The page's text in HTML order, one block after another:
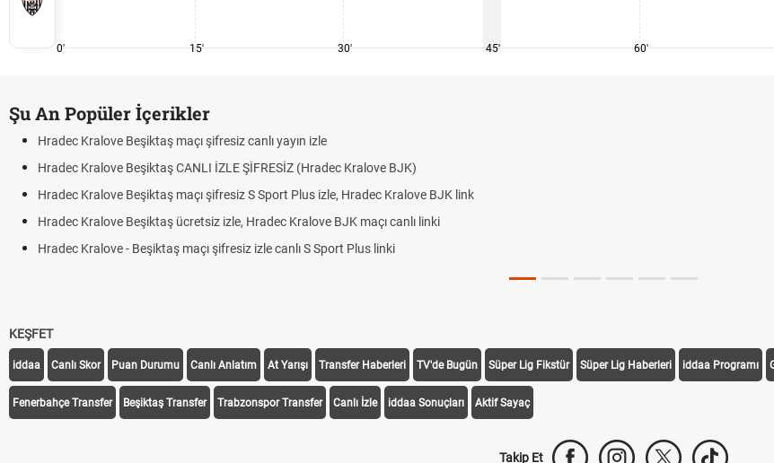
0' 15' 30' 45' 60'
Şu An Popüler İçerikler
Hradec Kralove Beşiktaş maçı şifresiz canlı yayın izle
Hradec Kralove Beşiktaş CANLI İZLE ŞİFRESİZ (Hradec Kralove BJK)
Hradec Kralove Beşiktaş maçı şifresiz S Sport Plus izle, Hradec Kralove BJK link
Hradec Kralove Beşiktaş ücretsiz izle, Hradec Kralove BJK maçı canlı linki
Hradec Kralove - Beşiktaş maçı şifresiz izle canlı S Sport Plus linki
KEŞFET
iddaa Canlı Skor Puan Durumu Canlı Anlatım At Yarışı Transfer Haberleri TV'de Bugün Süper Lig Fikstür Süper Lig Haberleri iddaa Programı
Fenerbahçe Transfer Beşiktaş Transfer Trabzonspor Transfer Canlı İzle iddaa Sonuçları Aktif Sayaç
Takip Et